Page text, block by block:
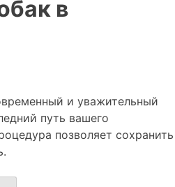
в
и уважительный
путь вашего
позволяет сохранить